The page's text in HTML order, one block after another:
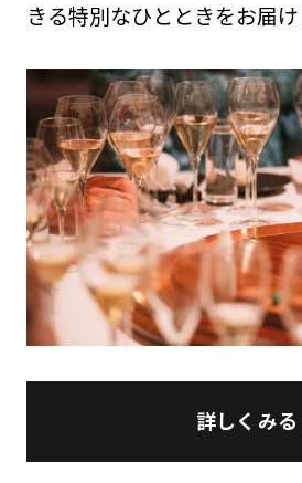
きる特別なひとときをお届け
詳しくみる